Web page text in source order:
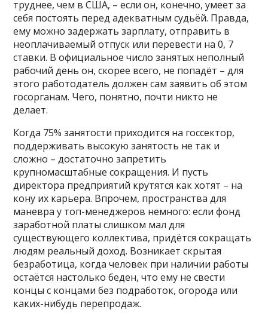
труднее, чем в США, – если он, конечно, умеет за
себя постоять перед адекватным судьёй. Правда,
ему можно задержать зарплату, отправить в
неоплачиваемый отпуск или перевести на 0, 7
ставки. В официальное число занятых неполный
рабочий день он, скорее всего, не попадёт – для
этого работодатель должен сам заявить об этом
госорганам. Чего, понятно, почти никто не
делает.
Когда 75% занятости приходится на госсектор,
поддерживать высокую занятость не так и
сложно – достаточно запретить
крупномасштабные сокращения. И пусть
директора предприятий крутятся как хотят – на
кону их карьера. Впрочем, пространства для
маневра у топ-менеджеров немного: если фонд
заработной платы слишком мал для
существующего коллектива, придётся сокращать
людям реальный доход. Возникает скрытая
безработица, когда человек при наличии работы
остаётся настолько беден, что ему не свести
концы с концами без подработок, огорода или
каких-нибудь перепродаж.